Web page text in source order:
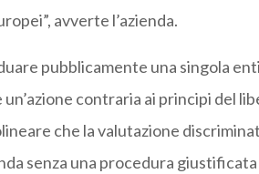
avverte l’azienda.
pubblicamente una singola
contraria ai principi del
che la valutazione
senza una procedura giustificata